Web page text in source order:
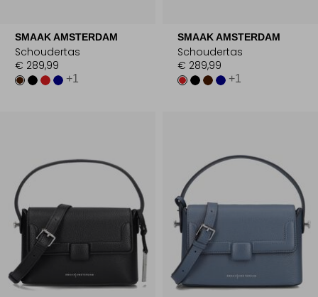
SMAAK AMSTERDAM
Schoudertas
€ 289,99
+1
SMAAK AMSTERDAM
Schoudertas
€ 289,99
+1